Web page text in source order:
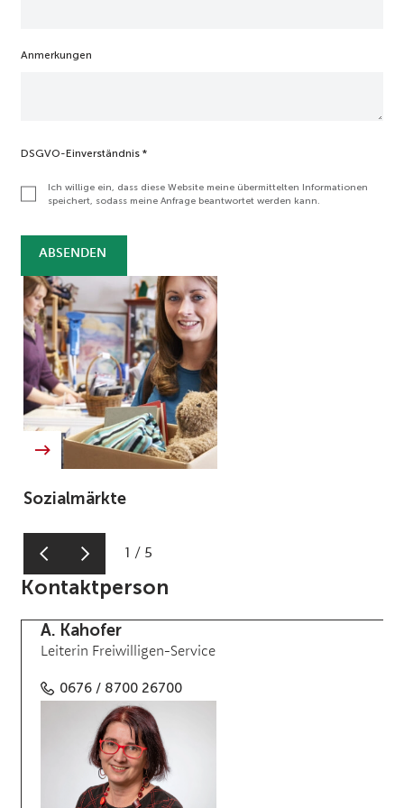
Anmerkungen
DSGVO-Einverständnis *
Ich willige ein, dass diese Website meine übermittelten Informationen
speichert, sodass meine Anfrage beantwortet werden kann.
ABSENDEN
Sozialmärkte
1 / 5
Kontaktperson
A. Kahofer
Leiterin Freiwilligen-Service
0676 / 8700 26700